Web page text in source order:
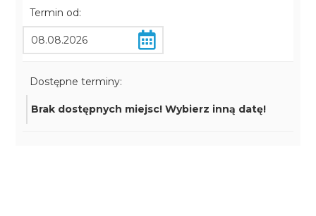
Termin od:
Dostępne terminy:
Brak dostępnych miejsc! Wybierz inną datę!